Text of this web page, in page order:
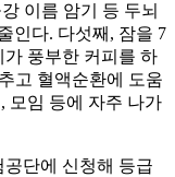
이름 암기 등 두뇌
인다. 다섯째, 잠을 7
풍부한 커피를 하
고 혈액순환에 도움
모임 등에 자주 나가
단에 신청해 등급